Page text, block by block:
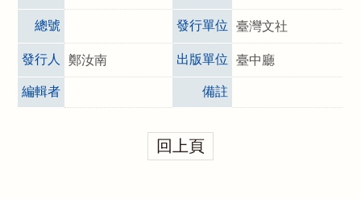
總號 發行單位 臺灣文社
發行人 鄭汝南 出版單位 臺中廳
編輯者 備註
回上頁